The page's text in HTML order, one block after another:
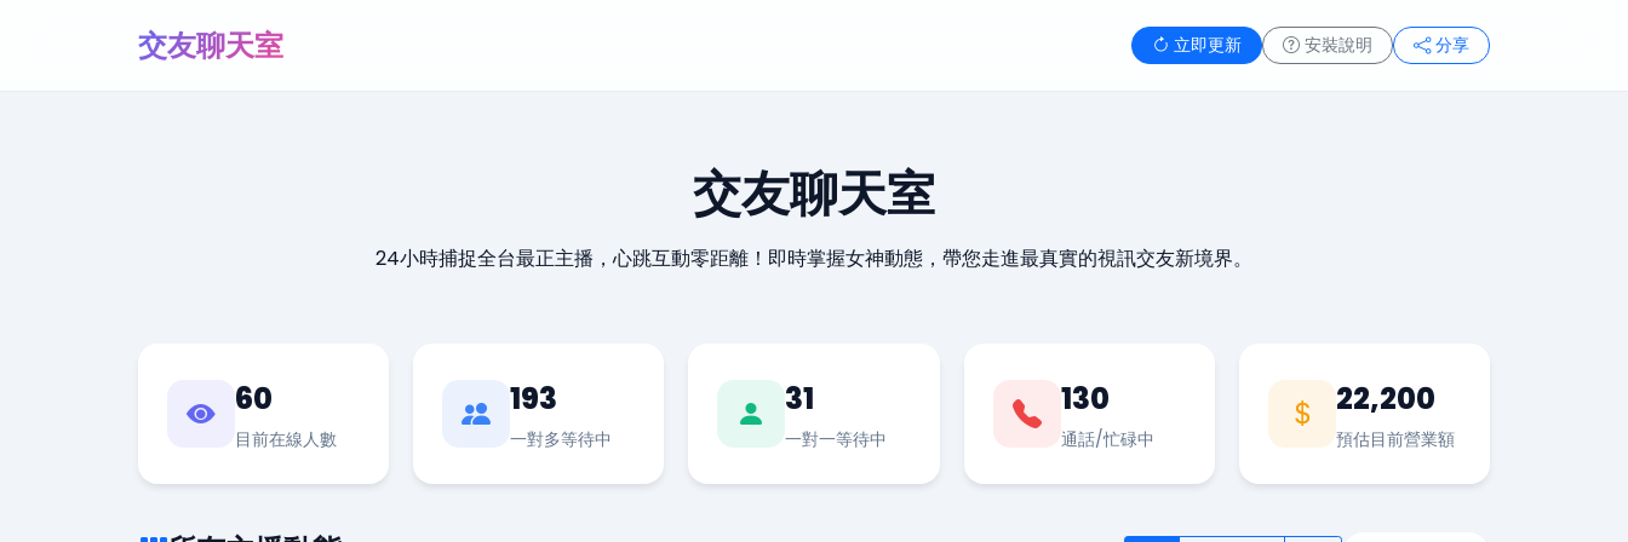
交友聊天室 立即更新 安裝說明 分享
交友聊天室
24小時捕捉全台最正主播，心跳互動零距離！即時掌握女神動態，帶您走進最真實的視訊交友新境界。
60
目前在線人數
193
一對多等待中
31
一對一等待中
130
通話/忙碌中
22,200
預估目前營業額